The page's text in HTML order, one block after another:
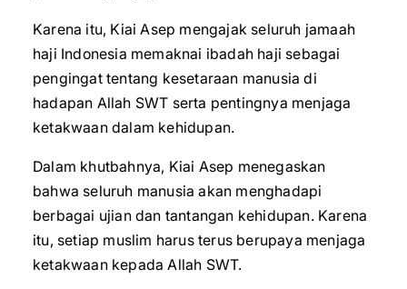
Karena itu, Kiai Asep mengajak seluruh jamaah
haji Indonesia memaknai ibadah haji sebagai
pengingat tentang kesetaraan manusia di
hadapan Allah SWT serta pentingnya menjaga
ketakwaan dalam kehidupan.
Dalam khutbahnya, Kiai Asep menegaskan
bahwa seluruh manusia akan menghadapi
berbagai ujian dan tantangan kehidupan. Karena
itu, setiap muslim harus terus berupaya menjaga
ketakwaan kepada Allah SWT.